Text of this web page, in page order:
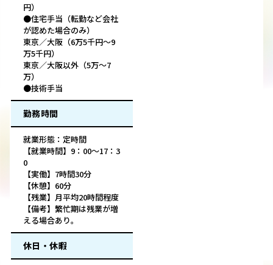
円）
●住宅手当（転勤など会社
が認めた場合のみ）
東京／大阪（6万5千円～9
万5千円）
東京／大阪以外（5万～7
万）
●技術手当
勤務時間
就業形態：定時間
【就業時間】9：00～17：3
0
【実働】7時間30分
【休憩】60分
【残業】月平均20時間程度
【備考】繁忙期は残業が増
える場合あり。
休日・休暇